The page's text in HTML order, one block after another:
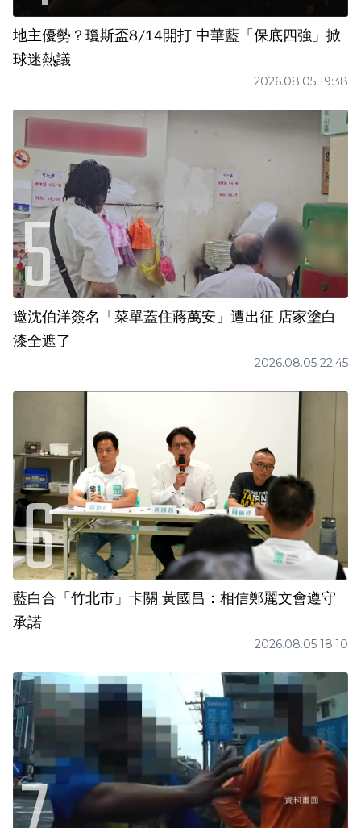
地主優勢？瓊斯盃8/14開打 中華藍「保底四強」掀
球迷熱議
2026.08.05 19:38
邀沈伯洋簽名「菜單蓋住蔣萬安」遭出征 店家塗白
漆全遮了
2026.08.05 22:45
藍白合「竹北市」卡關 黃國昌：相信鄭麗文會遵守
承諾
2026.08.05 18:10